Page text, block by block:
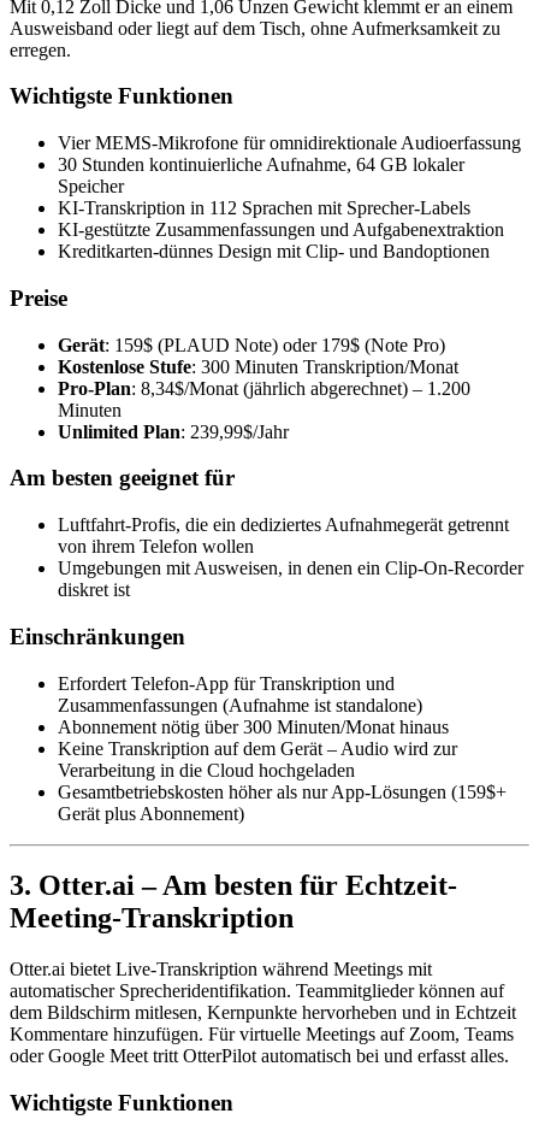
Mit 0,12 Zoll Dicke und 1,06 Unzen Gewicht klemmt er an einem
Ausweisband oder liegt auf dem Tisch, ohne Aufmerksamkeit zu
erregen.
Wichtigste Funktionen
Vier MEMS-Mikrofone für omnidirektionale Audioerfassung
30 Stunden kontinuierliche Aufnahme, 64 GB lokaler
Speicher
KI-Transkription in 112 Sprachen mit Sprecher-Labels
KI-gestützte Zusammenfassungen und Aufgabenextraktion
Kreditkarten-dünnes Design mit Clip- und Bandoptionen
Preise
Gerät: 159$ (PLAUD Note) oder 179$ (Note Pro)
Kostenlose Stufe: 300 Minuten Transkription/Monat
Pro-Plan: 8,34$/Monat (jährlich abgerechnet) – 1.200
Minuten
Unlimited Plan: 239,99$/Jahr
Am besten geeignet für
Luftfahrt-Profis, die ein dediziertes Aufnahmegerät getrennt
von ihrem Telefon wollen
Umgebungen mit Ausweisen, in denen ein Clip-On-Recorder
diskret ist
Einschränkungen
Erfordert Telefon-App für Transkription und
Zusammenfassungen (Aufnahme ist standalone)
Abonnement nötig über 300 Minuten/Monat hinaus
Keine Transkription auf dem Gerät – Audio wird zur
Verarbeitung in die Cloud hochgeladen
Gesamtbetriebskosten höher als nur App-Lösungen (159$+
Gerät plus Abonnement)
3. Otter.ai – Am besten für Echtzeit-
Meeting-Transkription
Otter.ai bietet Live-Transkription während Meetings mit
automatischer Sprecheridentifikation. Teammitglieder können auf
dem Bildschirm mitlesen, Kernpunkte hervorheben und in Echtzeit
Kommentare hinzufügen. Für virtuelle Meetings auf Zoom, Teams
oder Google Meet tritt OtterPilot automatisch bei und erfasst alles.
Wichtigste Funktionen